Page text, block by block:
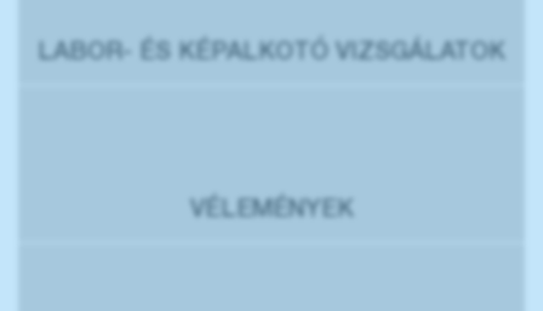
LABOR- ÉS KÉPALKOTÓ VIZSGÁLATOK
VÉLEMÉNYEK